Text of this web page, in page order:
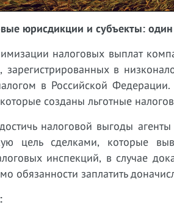
юрисдикции и субъекты:
налоговых выплат
зарегистрированных в
в Российской
созданы льготные
налоговой выгоды
цель сделками, которые
инспекций, в случае
обязанности заплатить